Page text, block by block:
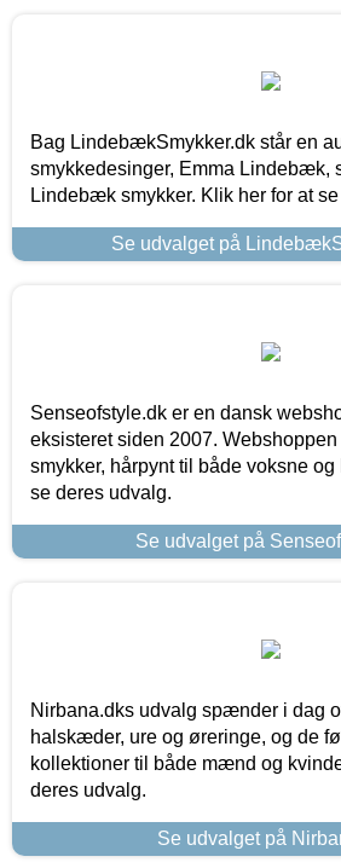
Bag LindebækSmykker.dk står en
smykkedesinger, Emma Lindebæk,
Lindebæk smykker. Klik her for at
Se udvalget på
Senseofstyle.dk er en dansk
eksisteret siden 2007.
smykker, hårpynt til både voksne
se deres udvalg.
Se udvalget på
Nirbana.dks udvalg spænder i dag
halskæder, ure og øreringe, og de
kollektioner til både mænd og
deres udvalg.
Se udvalget på